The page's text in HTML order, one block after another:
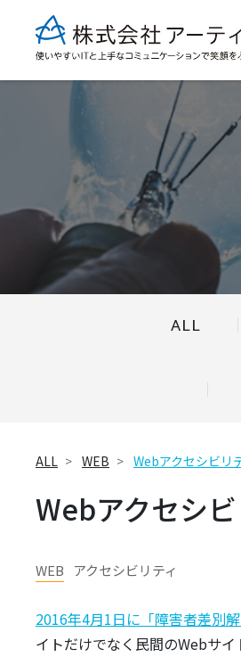
ALL
ALL WEB Webアクセシビリ
Webアクセシ
WEB アクセシビリティ
2016年4月1日に「障害者差別
イトだけでなく民間のWebサ